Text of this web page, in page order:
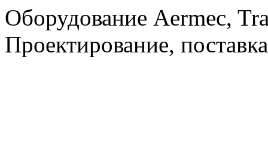
Оборудование Aermec,
Проектирование,